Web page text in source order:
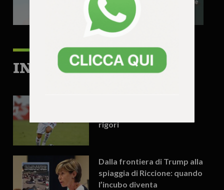
IN PRIMO PIANO
rigori
Dalla frontiera di Trump alla
spiaggia di Riccione: quando
l’incubo diventa